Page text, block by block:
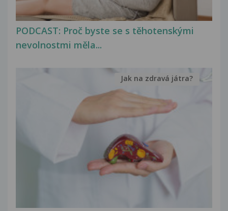
PODCAST: Proč byste se s těhotenskými
nevolnostmi měla...
Jak na zdravá játra?